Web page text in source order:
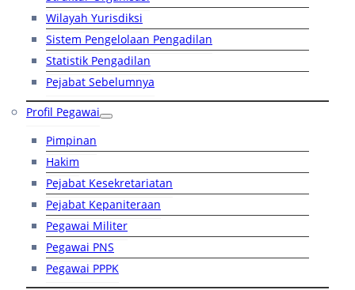
Wilayah Yurisdiksi
Sistem Pengelolaan Pengadilan
Statistik Pengadilan
Pejabat Sebelumnya
Profil Pegawai
Pimpinan
Hakim
Pejabat Kesekretariatan
Pejabat Kepaniteraan
Pegawai Militer
Pegawai PNS
Pegawai PPPK